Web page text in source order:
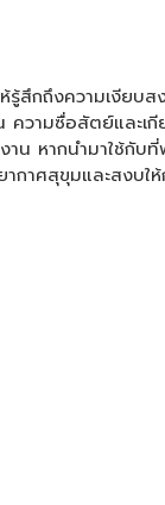
สึกถึงความเงียบส
ความซื่อสัตย์และเ
น หากนำมาใช้กับ
กาศสุขุมและสงบใ